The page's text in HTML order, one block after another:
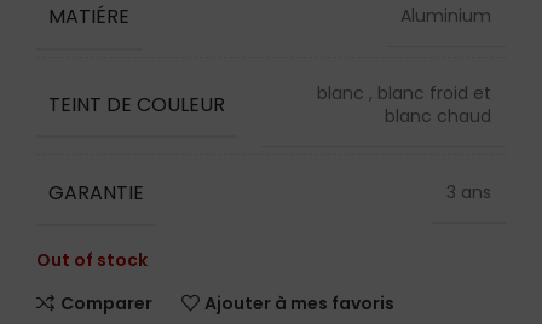
MATIÉRE Aluminium
TEINT DE COULEUR
blanc , blanc froid et
blanc chaud
GARANTIE 3 ans
Out of stock
Comparer
Ajouter à mes favoris